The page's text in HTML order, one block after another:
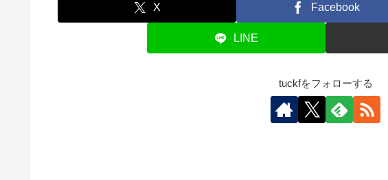
X Facebook
LINE
tuckfをフォローする